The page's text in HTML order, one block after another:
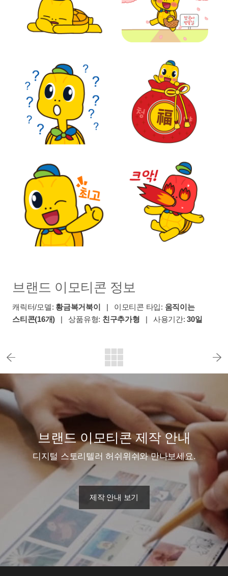
브랜드 이모티콘 정보
캐릭터/모델: 황금복거북이 | 이모티콘 타입: 움직이는
스티콘(16개) | 상품유형: 친구추가형 | 사용기간: 30일
브랜드 이모티콘 제작 안내
디지털 스토리텔러 허쉬위쉬와 만나보세요.
제작 안내 보기